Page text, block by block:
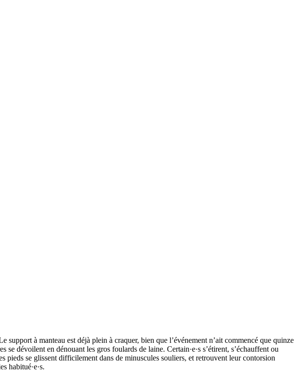
à manteau est déjà plein à craquer, bien que l’événement n’ait commencé que quinze
dévoilent en dénouant les gros foulards de laine. Certain·e·s s’étirent, s’échauffent ou
pieds se glissent difficilement dans de minuscules souliers, et retrouvent leur contorsion
habitué·e·s.